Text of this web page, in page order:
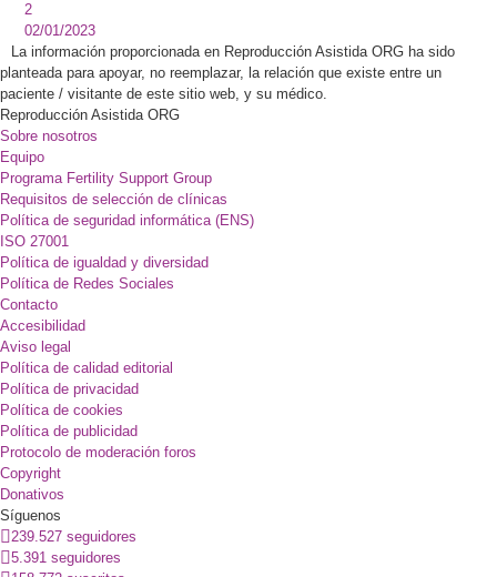
2
02/01/2023
La información proporcionada en Reproducción Asistida ORG ha sido
planteada para apoyar, no reemplazar, la relación que existe entre un
paciente / visitante de este sitio web, y su médico.
Reproducción Asistida ORG
Sobre nosotros
Equipo
Programa Fertility Support Group
Requisitos de selección de clínicas
Política de seguridad informática (ENS)
ISO 27001
Política de igualdad y diversidad
Política de Redes Sociales
Contacto
Accesibilidad
Aviso legal
Política de calidad editorial
Política de privacidad
Política de cookies
Política de publicidad
Protocolo de moderación foros
Copyright
Donativos
Síguenos
239.527 seguidores
5.391 seguidores